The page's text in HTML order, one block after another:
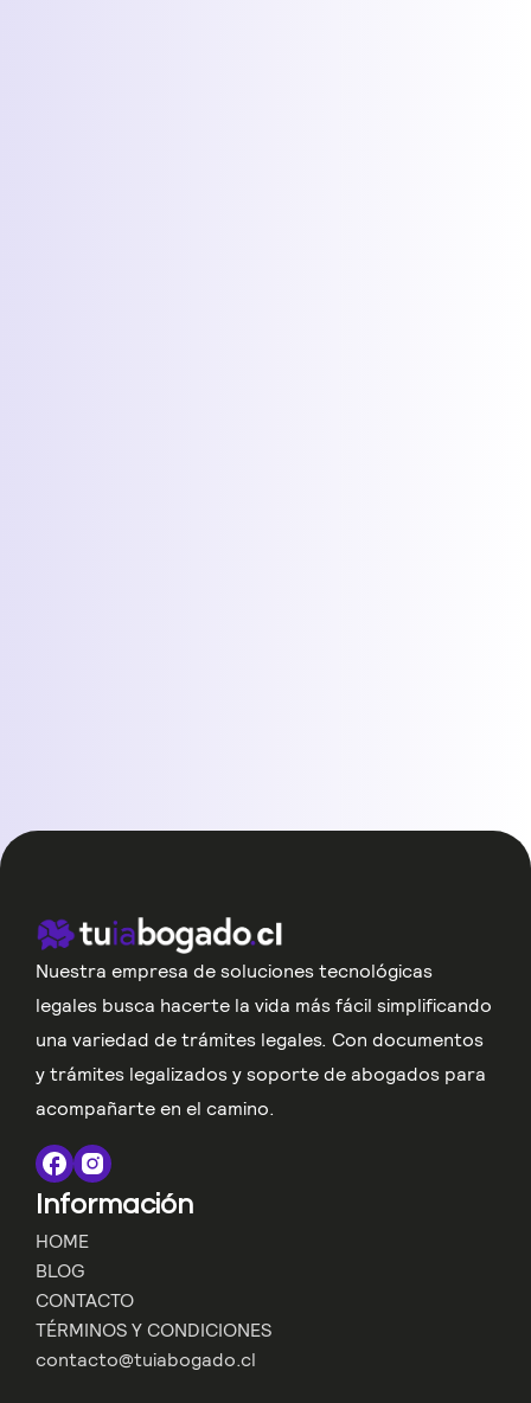
Nuestra empresa de soluciones tecnológicas
legales busca hacerte la vida más fácil simplificando
una variedad de trámites legales. Con documentos
y trámites legalizados y soporte de abogados para
acompañarte en el camino.
Información
HOME
BLOG
CONTACTO
TÉRMINOS Y CONDICIONES
contacto@tuiabogado.cl